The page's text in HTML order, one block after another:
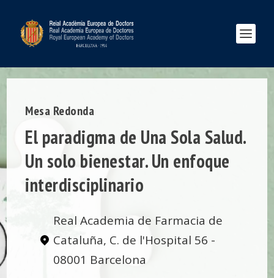
Mesa Redonda
El paradigma de Una Sola Salud.
Un solo bienestar. Un enfoque
interdisciplinario
Real Academia de Farmacia de
Cataluña, C. de l'Hospital 56 -
08001 Barcelona